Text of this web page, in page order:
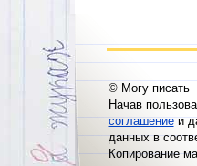
© Могу писать
Начав
соглашениеи
данных в
Копирование